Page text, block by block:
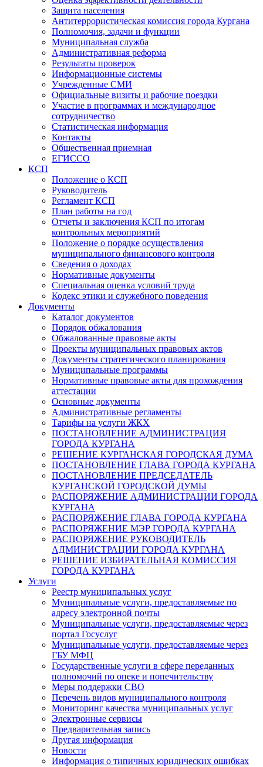
Защита населения
Антитеррористическая комиссия города Кургана
Полномочия, задачи и функции
Муниципальная служба
Административная реформа
Результаты проверок
Информационные системы
Учрежденные СМИ
Официальные визиты и рабочие поездки
Участие в программах и международное
сотрудничество
Статистическая информация
Контакты
Общественная приемная
ЕГИССО
КСП
Положение о КСП
Руководитель
Регламент КСП
План работы на год
Отчеты и заключения КСП по итогам
контрольных мероприятий
Положение о порядке осуществления
муниципального финансового контроля
Сведения о доходах
Нормативные документы
Специальная оценка условий труда
Кодекс этики и служебного поведения
Документы
Каталог документов
Порядок обжалования
Обжалованные правовые акты
Проекты муниципальных правовых актов
Документы стратегического планирования
Муниципальные программы
Нормативные правовые акты для прохождения
аттестации
Основные документы
Административные регламенты
Тарифы на услуги ЖКХ
ПОСТАНОВЛЕНИЕ АДМИНИСТРАЦИЯ
ГОРОДА КУРГАНА
РЕШЕНИЕ КУРГАНСКАЯ ГОРОДСКАЯ ДУМА
ПОСТАНОВЛЕНИЕ ГЛАВА ГОРОДА КУРГАНА
ПОСТАНОВЛЕНИЕ ПРЕДСЕДАТЕЛЬ
КУРГАНСКОЙ ГОРОДСКОЙ ДУМЫ
РАСПОРЯЖЕНИЕ АДМИНИСТРАЦИИ ГОРОДА
КУРГАНА
РАСПОРЯЖЕНИЕ ГЛАВА ГОРОДА КУРГАНА
РАСПОРЯЖЕНИЕ МЭР ГОРОДА КУРГАНА
РАСПОРЯЖЕНИЕ РУКОВОДИТЕЛЬ
АДМИНИСТРАЦИИ ГОРОДА КУРГАНА
РЕШЕНИЕ ИЗБИРАТЕЛЬНАЯ КОМИССИЯ
ГОРОДА КУРГАНА
Услуги
Реестр муниципальных услуг
Муниципальные услуги, предоставляемые по
адресу электронной почты
Муниципальные услуги, предоставляемые через
портал Госуслуг
Муниципальные услуги, предоставляемые через
ГБУ МФЦ
Государственные услуги в сфере переданных
полномочий по опеке и попечительству
Меры поддержки СВО
Перечень видов муниципального контроля
Мониторинг качества муниципальных услуг
Электронные сервисы
Предварительная запись
Другая информация
Новости
Информация о типичных юридических ошибках